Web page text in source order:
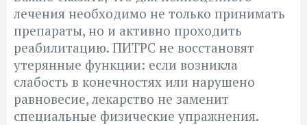
лечения необходимо не только принимать
препараты, но и активно проходить
реабилитацию. ПИТРС не восстановят
утерянные функции: если возникла
слабость в конечностях или нарушено
равновесие, лекарство не заменит
специальные физические упражнения.